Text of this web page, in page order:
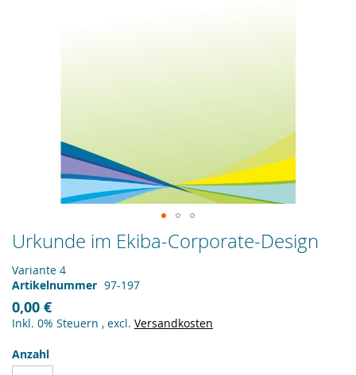
Urkunde im Ekiba-Corporate-Design
Variante 4
Artikelnummer 97-197
0,00 €
Inkl. 0% Steuern , excl. Versandkosten
Anzahl
Zum
Anfang
der
Bildergalerie
springen